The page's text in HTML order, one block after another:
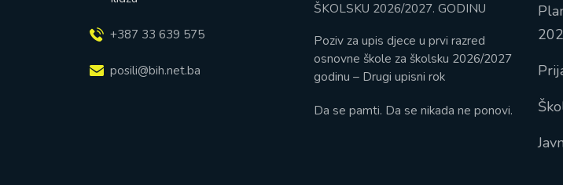
+387 33 639 575
posili@bih.net.ba
ŠKOLSKU 2026/2027. GODINU
Poziv za upis djece u prvi razred
osnovne škole za školsku 2026/2027
godinu – Drugi upisni rok
Da se pamti. Da se nikada ne ponovi.